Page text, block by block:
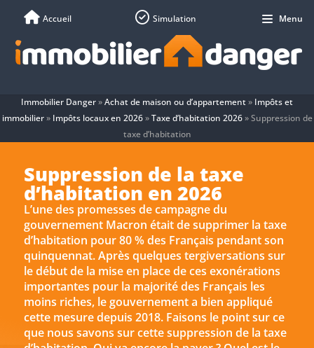
Immobilier Danger»Achat de maison ou d’appartement» Impôts et
immobilier» Impôts locaux en 2026»Taxe d’habitation 2026»Suppression de
taxe d’habitation
Suppression de la taxe
d’habitation en 2026
L’une des promesses de campagne du
gouvernement Macron était de supprimer la taxe
d’habitation pour 80 % des Français pendant son
quinquennat. Après quelques tergiversations sur
le début de la mise en place de ces exonérations
importantes pour la majorité des Français les
moins riches, le gouvernement a bien appliqué
cette mesure depuis 2018. Faisons le point sur ce
que nous savons sur cette suppression de la taxe
Accueil Simulation Menu